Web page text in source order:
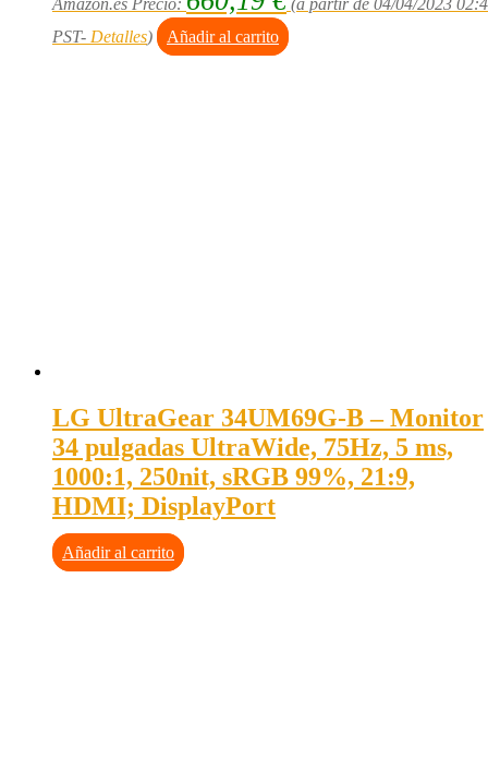
PST- Detalles) Añadir al carrito
LG UltraGear 34UM69G-B – Monitor
34 pulgadas UltraWide, 75Hz, 5 ms,
1000:1, 250nit, sRGB 99%, 21:9,
HDMI; DisplayPort
Añadir al carrito